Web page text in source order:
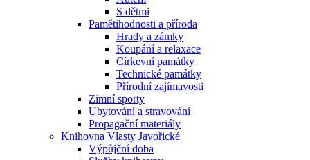
S dětmi
Pamětihodnosti a příroda
Hrady a zámky
Koupání a relaxace
Církevní památky
Technické památky
Přírodní zajímavosti
Zimní sporty
Ubytování a stravování
Propagační materiály
Knihovna Vlasty Javořické
Výpůjční doba